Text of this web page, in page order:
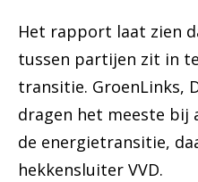
Het rapport laat zien
tussen partijen zit in
transitie. GroenLinks,
dragen het meeste bij
de energietransitie,
hekkensluiter VVD.